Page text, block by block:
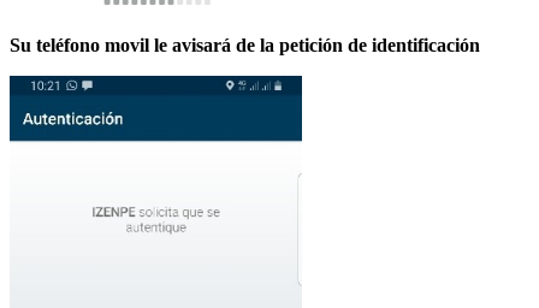
Su teléfono movil le avisará de la petición de identificación